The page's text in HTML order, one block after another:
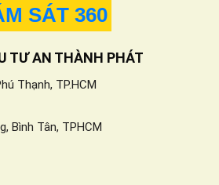
SÁT 360
TƯ AN THÀNH PHÁT
Thạnh, TP.HCM
Bình Tân, TPHCM